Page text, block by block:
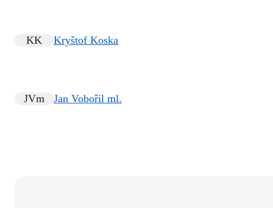
KK Kryštof Koska
JVm Jan Vobořil ml.